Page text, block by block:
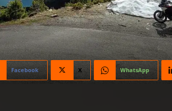
Facebook X WhatsApp